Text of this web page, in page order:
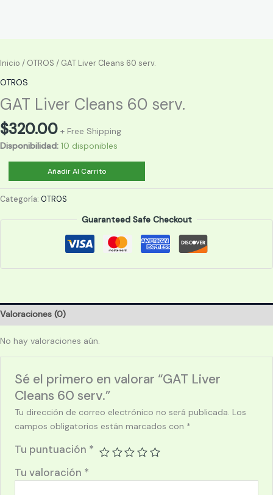
Inicio / OTROS / GAT Liver Cleans 60 serv.
OTROS
GAT Liver Cleans 60 serv.
$320.00 + Free Shipping
Disponibilidad: 10 disponibles
Liver
Cleans
serv.
Añadir Al Carrito
Categoría: OTROS
Guaranteed Safe Checkout
Valoraciones (0)
No hay valoraciones aún.
Sé el primero en valorar “GAT Liver
Cleans 60 serv.”
Tu dirección de correo electrónico no será publicada. Los
campos obligatorios están marcados con *
Tu puntuación *
Tu valoración *